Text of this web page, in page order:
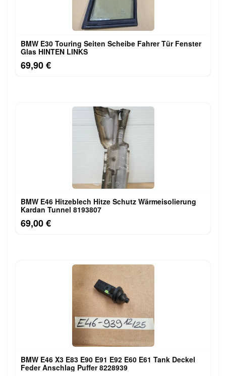
BMW E30 Touring Seiten Scheibe Fahrer Tür Fenster
Glas HINTEN LINKS
69,90 €
BMW E46 Hitzeblech Hitze Schutz Wärmeisolierung
Kardan Tunnel 8193807
69,00 €
BMW E46 X3 E83 E90 E91 E92 E60 E61 Tank Deckel
Feder Anschlag Puffer 8228939